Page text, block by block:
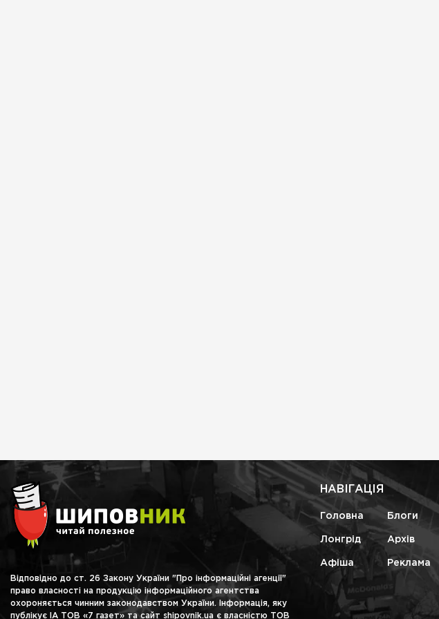
Відповідно до ст. 26 Закону України "Про інформаційні агенції"
право власності на продукцію інформаційного агентства
охороняється чинним законодавством України. Інформація, яку
публікує ІА ТОВ «7 газет» та сайт shipovnik.ua є власністю ТОВ
НАВІГАЦІЯ
Головна Блоги
Лонгрід Архів
Афіша Реклама